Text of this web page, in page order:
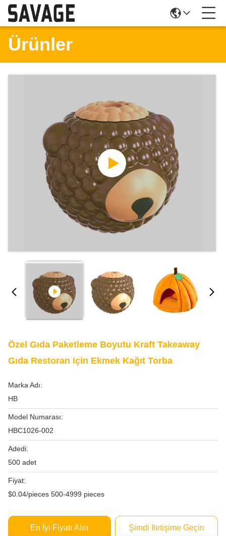
Ürünler
Özel Gıda Paketleme Boyutu Kraft Takeaway
Gıda Restoran Için Ekmek Kağıt Torba
Marka Adı:
HB
Model Numarası:
HBC1026-002
Adedi:
500 adet
Fiyat:
$0.04/pieces 500-4999 pieces
En İyi Fiyatı Alın Şimdi Iletişime Geçin